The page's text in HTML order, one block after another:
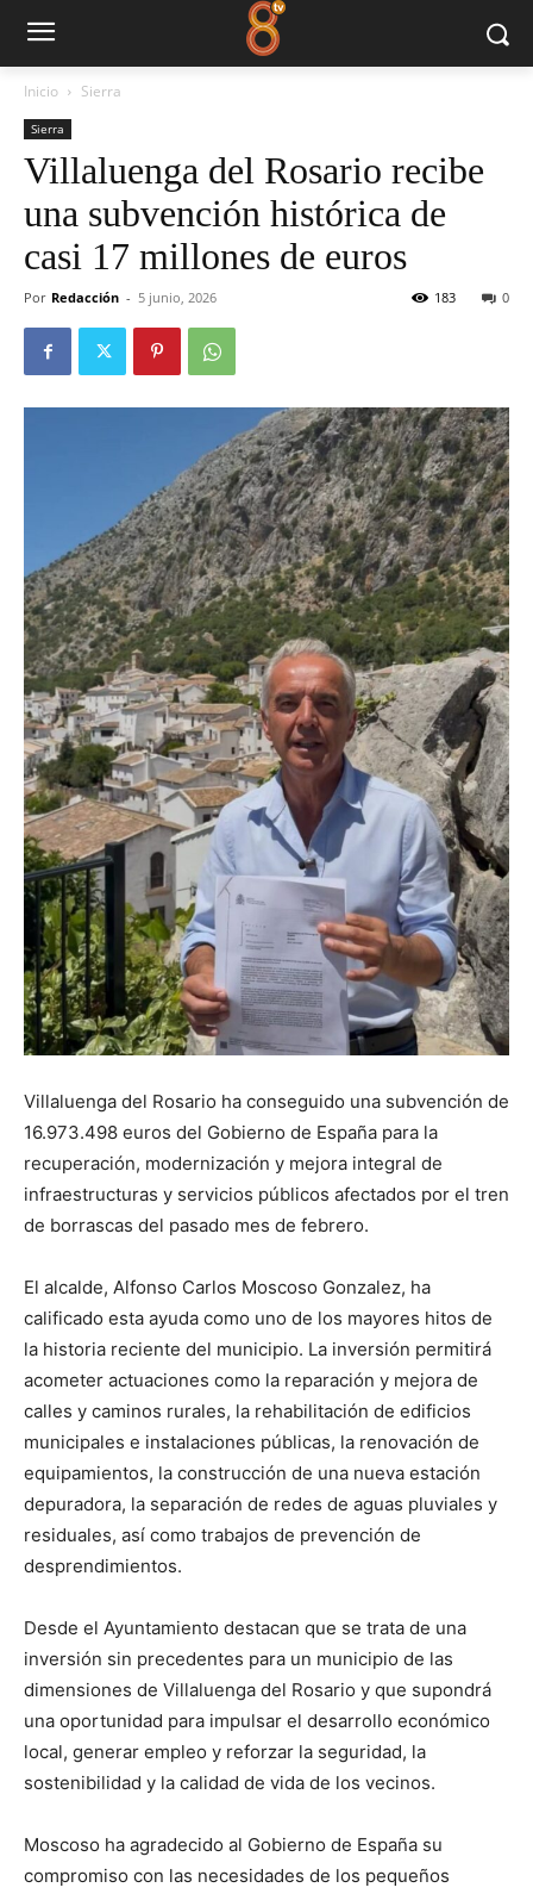
Inicio Sierra
Sierra
Villaluenga del Rosario recibe
una subvención histórica de
casi 17 millones de euros
Por Redacción - 5 junio, 2026 0
183
Villaluenga del Rosario ha conseguido una subvención de
16.973.498 euros del Gobierno de España para la
recuperación, modernización y mejora integral de
infraestructuras y servicios públicos afectados por el tren
de borrascas del pasado mes de febrero.
El alcalde, Alfonso Carlos Moscoso Gonzalez, ha
calificado esta ayuda como uno de los mayores hitos de
la historia reciente del municipio. La inversión permitirá
acometer actuaciones como la reparación y mejora de
calles y caminos rurales, la rehabilitación de edificios
municipales e instalaciones públicas, la renovación de
equipamientos, la construcción de una nueva estación
depuradora, la separación de redes de aguas pluviales y
residuales, así como trabajos de prevención de
desprendimientos.
Desde el Ayuntamiento destacan que se trata de una
inversión sin precedentes para un municipio de las
dimensiones de Villaluenga del Rosario y que supondrá
una oportunidad para impulsar el desarrollo económico
local, generar empleo y reforzar la seguridad, la
sostenibilidad y la calidad de vida de los vecinos.
Moscoso ha agradecido al Gobierno de España su
compromiso con las necesidades de los pequeños